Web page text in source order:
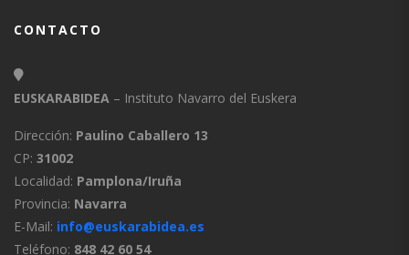
CONTACTO
EUSKARABIDEA – Instituto Navarro del Euskera
Dirección: Paulino Caballero 13
CP: 31002
Localidad: Pamplona/Iruña
Provincia: Navarra
E-Mail: info@euskarabidea.es
Teléfono: 848 42 60 54